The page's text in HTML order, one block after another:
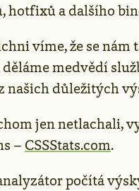
hotfixů a dalšího
víme, že se nám
medvědí
našich důležitých
jen netlachali,
– CSSStats.com.
počítá